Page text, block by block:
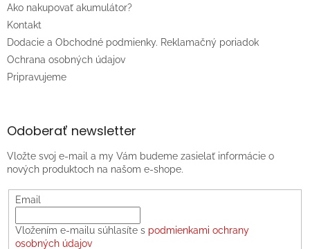
Ako nakupovať akumulátor?
Kontakt
Dodacie a Obchodné podmienky. Reklamačný poriadok
Ochrana osobných údajov
Pripravujeme
Odoberať newsletter
Vložte svoj e-mail a my Vám budeme zasielať informácie o
nových produktoch na našom e-shope.
Email
Vložením e-mailu súhlasíte s podmienkami ochrany
osobných údajov